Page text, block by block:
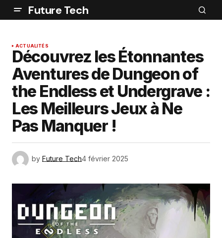
Future Tech
ACTUALITÉS
Découvrez les Étonnantes
Aventures de Dungeon of
the Endless et Undergrave :
Les Meilleurs Jeux à Ne
Pas Manquer !
by Future Tech4 février 2025